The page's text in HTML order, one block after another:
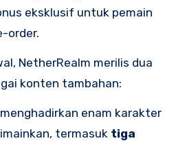
eksklusif untuk pemain
order.
NetherRealm merilis dua
konten tambahan:
menghadirkan enam karakter
termasuk tiga